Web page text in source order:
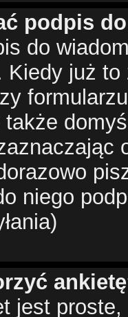
podpis
do
Kiedy już
niego
jest